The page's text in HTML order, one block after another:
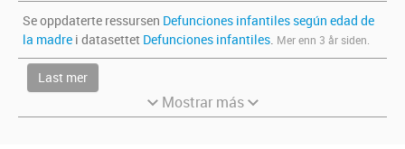
Se oppdaterte ressursen Defunciones infantiles según edad de
la madre i datasettet Defunciones infantiles. Mer enn 3 år siden.
Last mer
Mostrar más